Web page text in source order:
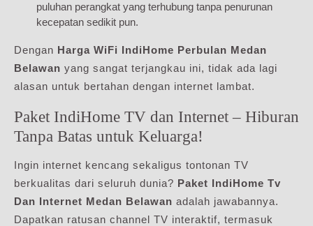
puluhan perangkat yang terhubung tanpa penurunan
kecepatan sedikit pun.
Dengan Harga WiFi IndiHome Perbulan Medan
Belawan yang sangat terjangkau ini, tidak ada lagi
alasan untuk bertahan dengan internet lambat.
Paket IndiHome TV dan Internet – Hiburan
Tanpa Batas untuk Keluarga!
Ingin internet kencang sekaligus tontonan TV
berkualitas dari seluruh dunia? Paket IndiHome Tv
Dan Internet Medan Belawan adalah jawabannya.
Dapatkan ratusan channel TV interaktif, termasuk